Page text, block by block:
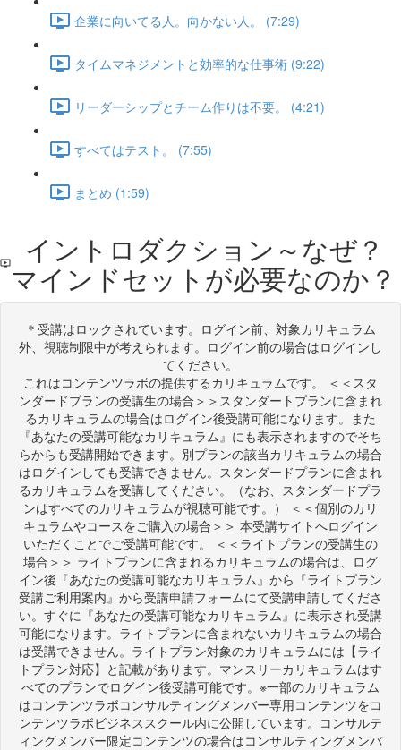
企業に向いてる人。向かない人。 (7:29)
タイムマネジメントと効率的な仕事術 (9:22)
リーダーシップとチーム作りは不要。 (4:21)
すべてはテスト。 (7:55)
まとめ (1:59)
イントロダクション～なぜ？
マインドセットが必要なのか？
＊受講はロックされています。ログイン前、対象カリキュラム
外、視聴制限中が考えられます。ログイン前の場合はログインし
てください。
これはコンテンツラボの提供するカリキュラムです。 ＜＜スタ
ンダードプランの受講生の場合＞＞スタンダートプランに含まれ
るカリキュラムの場合はログイン後受講可能になります。また
『あなたの受講可能なカリキュラム』にも表示されますのでそち
らからも受講開始できます。別プランの該当カリキュラムの場合
はログインしても受講できません。スタンダードプランに含まれ
るカリキュラムを受講してください。（なお、スタンダードプラ
ンはすべてのカリキュラムが視聴可能です。） ＜＜個別のカリ
キュラムやコースをご購入の場合＞＞ 本受講サイトへログイン
いただくことでご受講可能です。 ＜＜ライトプランの受講生の
場合＞＞ ライトプランに含まれるカリキュラムの場合は、ログ
イン後『あなたの受講可能なカリキュラム』から『ライトプラン
受講ご利用案内』から受講申請フォームにて受講申請してくださ
い。すぐに『あなたの受講可能なカリキュラム』に表示され受講
可能になります。ライトプランに含まれないカリキュラムの場合
は受講できません。ライトプラン対象のカリキュラムには【ライ
トプラン対応】と記載があります。マンスリーカリキュラムはす
べてのプランでログイン後受講可能です。※一部のカリキュラム
はコンテンツラボコンサルティングメンバー専用コンテンツをコ
ンテンツラボビジネススクール内に公開しています。コンサルテ
ィングメンバー限定コンテンツの場合はコンサルティングメンバ